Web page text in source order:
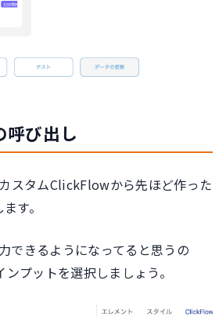
呼び出し
スタムClickFlowから先ほど作った
す。
できるようになってると思うの
プットを選択しましょう。